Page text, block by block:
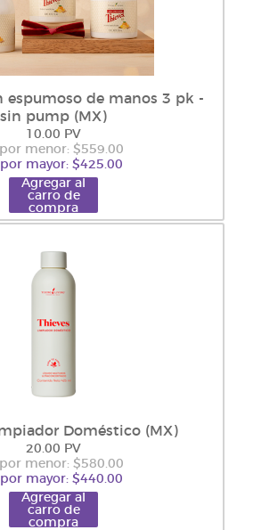
espumoso de manos 3 pk -
sin pump (MX)
10.00 PV
menor: $559.00
mayor: $425.00
Agregar al
carro de
compra
Doméstico (MX)
20.00 PV
menor: $580.00
mayor: $440.00
Agregar al
carro de
compra